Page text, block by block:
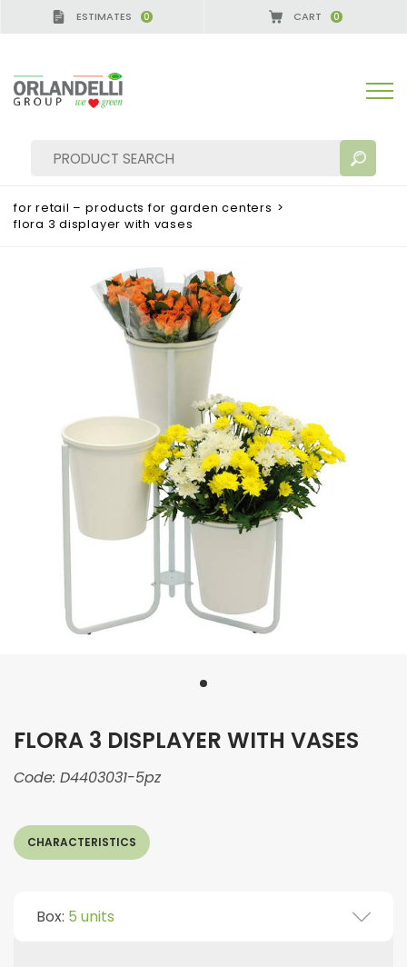
ESTIMATES 0 CART 0
SEARCH RESULTS:
MORE RESULTS FOR YOU:
for retail – products for garden centers >
flora 3 displayer with vases
FLORA 3 DISPLAYER WITH VASES
Code: D4403031-5pz
CHARACTERISTICS
Box: 5 units